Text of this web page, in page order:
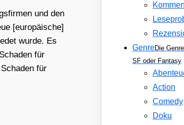
und den
[euro­päi­sche]
wur­de. Es
für
für
GenreDie
SF oder Fantasy
Action
Comedy
Doku